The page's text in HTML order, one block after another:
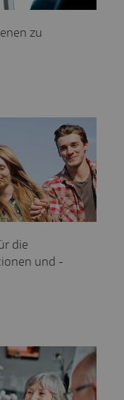
zu
die
und -